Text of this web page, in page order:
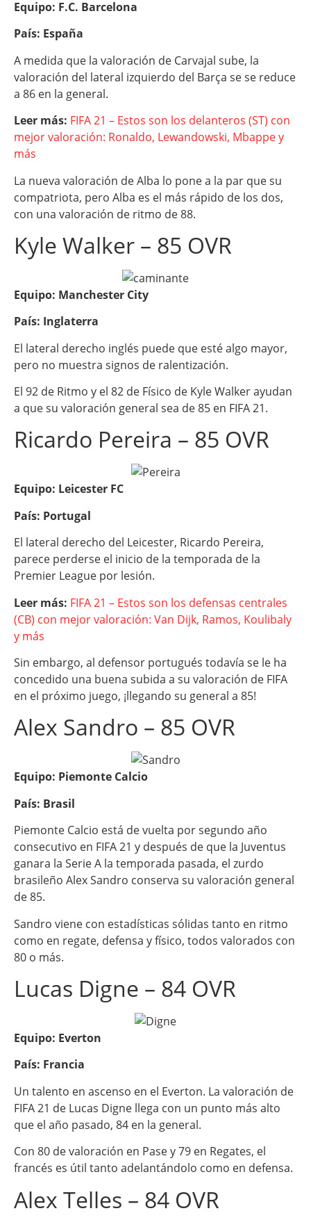
Equipo: F.C. Barcelona
País: España
A medida que la valoración de Carvajal sube, la
valoración del lateral izquierdo del Barça se se reduce
a 86 en la general.
Leer más: FIFA 21 – Estos son los delanteros (ST) con
mejor valoración: Ronaldo, Lewandowski, Mbappe y
más
La nueva valoración de Alba lo pone a la par que su
compatriota, pero Alba es el más rápido de los dos,
con una valoración de ritmo de 88.
Kyle Walker – 85 OVR
Equipo: Manchester City
País: Inglaterra
El lateral derecho inglés puede que esté algo mayor,
pero no muestra signos de ralentización.
El 92 de Ritmo y el 82 de Físico de Kyle Walker ayudan
a que su valoración general sea de 85 en FIFA 21.
Ricardo Pereira – 85 OVR
Equipo: Leicester FC
País: Portugal
El lateral derecho del Leicester, Ricardo Pereira,
parece perderse el inicio de la temporada de la
Premier League por lesión.
Leer más: FIFA 21 – Estos son los defensas centrales
(CB) con mejor valoración: Van Dijk, Ramos, Koulibaly
y más
Sin embargo, al defensor portugués todavía se le ha
concedido una buena subida a su valoración de FIFA
en el próximo juego, ¡llegando su general a 85!
Alex Sandro – 85 OVR
Equipo: Piemonte Calcio
País: Brasil
Piemonte Calcio está de vuelta por segundo año
consecutivo en FIFA 21 y después de que la Juventus
ganara la Serie A la temporada pasada, el zurdo
brasileño Alex Sandro conserva su valoración general
de 85.
Sandro viene con estadísticas sólidas tanto en ritmo
como en regate, defensa y físico, todos valorados con
80 o más.
Lucas Digne – 84 OVR
Equipo: Everton
País: Francia
Un talento en ascenso en el Everton. La valoración de
FIFA 21 de Lucas Digne llega con un punto más alto
que el año pasado, 84 en la general.
Con 80 de valoración en Pase y 79 en Regates, el
francés es útil tanto adelantándolo como en defensa.
Alex Telles – 84 OVR